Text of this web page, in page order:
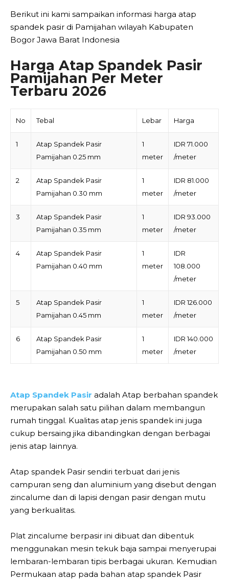
Berikut ini kami sampaikan informasi harga atap
spandek pasir di Pamijahan wilayah Kabupaten
Bogor Jawa Barat Indonesia
Harga Atap Spandek Pasir
Pamijahan Per Meter
Terbaru 2026
No Tebal Lebar Harga
1
Atap Spandek Pasir
Pamijahan 0.25 mm
1
meter
IDR 71.000
/meter
2
Atap Spandek Pasir
Pamijahan 0.30 mm
1
meter
IDR 81.000
/meter
3
Atap Spandek Pasir
Pamijahan 0.35 mm
1
meter
IDR 93.000
/meter
4
Atap Spandek Pasir
Pamijahan 0.40 mm
1
meter
IDR
108.000
/meter
5
Atap Spandek Pasir
Pamijahan 0.45 mm
1
meter
IDR 126.000
/meter
6
Atap Spandek Pasir
Pamijahan 0.50 mm
1
meter
IDR 140.000
/meter
Atap Spandek Pasir adalah Atap berbahan spandek
merupakan salah satu pilihan dalam membangun
rumah tinggal. Kualitas atap jenis spandek ini juga
cukup bersaing jika dibandingkan dengan berbagai
jenis atap lainnya.
Atap spandek Pasir sendiri terbuat dari jenis
campuran seng dan aluminium yang disebut dengan
zincalume dan di lapisi dengan pasir dengan mutu
yang berkualitas.
Plat zincalume berpasir ini dibuat dan dibentuk
menggunakan mesin tekuk baja sampai menyerupai
lembaran-lembaran tipis berbagai ukuran. Kemudian
Permukaan atap pada bahan atap spandek Pasir